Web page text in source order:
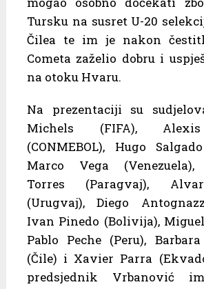
Tursku na susret U-20
Čilea te im je nakon
Cometa zaželio dobru i
na otoku Hvaru.
Na prezentaciji su
Michels (FIFA),
(CONMEBOL), Hugo
Marco Vega (Venezuela),
Torres (Paragvaj),
(Urugvaj), Diego
Ivan Pinedo (Bolivija), Miguel
Pablo Peche (Peru),
(Čile) i Xavier Parra
predsjednik Vrbanović